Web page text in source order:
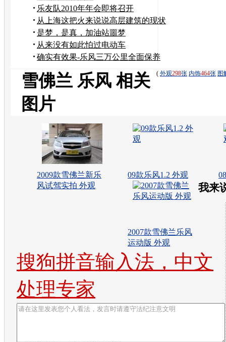
乐友队2010年年会即将召开
从上海这把火来说说高层建筑的现状
是梦，是真，加油站噩梦
从来没有如此怕过电动车
确实有效果-乐风三万公里全面保养
( 外观298张 内饰464张 图
雪佛兰 乐风 相关
图片
2009款雪佛兰新乐
风试驾实拍 外观
09款乐风1.2 外观
2007款雪佛兰乐风
运动版 外观
我来
搜狗拼音输入法，中文
处理专家